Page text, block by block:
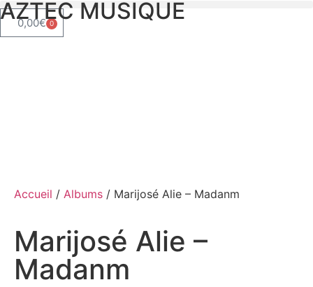
AZTEC MUSIQUE
0,00€ 0
Accueil / Albums / Marijosé Alie – Madanm
Marijosé Alie –
Madanm